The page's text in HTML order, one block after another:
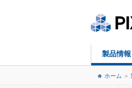
製品情報
ホーム ＞